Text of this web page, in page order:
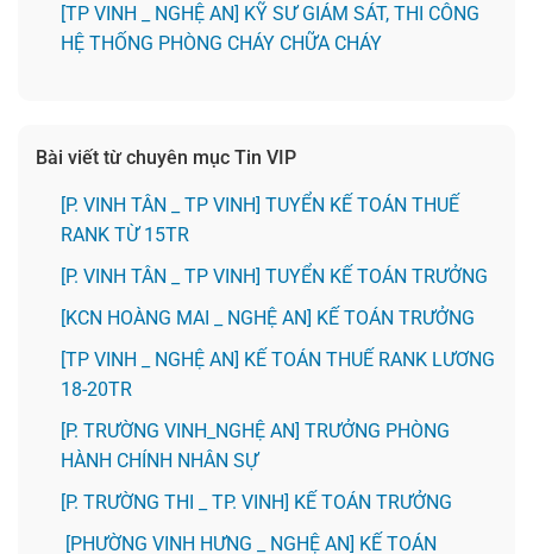
[TP VINH _ NGHỆ AN] KỸ SƯ GIÁM SÁT, THI CÔNG
HỆ THỐNG PHÒNG CHÁY CHỮA CHÁY
Bài viết từ chuyên mục Tin VIP
[P. VINH TÂN _ TP VINH] TUYỂN KẾ TOÁN THUẾ
RANK TỪ 15TR
[P. VINH TÂN _ TP VINH] TUYỂN KẾ TOÁN TRƯỞNG
️[KCN HOÀNG MAI _ NGHỆ AN] KẾ TOÁN TRƯỞNG
[TP VINH _ NGHỆ AN] KẾ TOÁN THUẾ RANK LƯƠNG
18-20TR
[P. TRƯỜNG VINH_NGHỆ AN] TRƯỞNG PHÒNG
HÀNH CHÍNH NHÂN SỰ
️[P. TRƯỜNG THI _ TP. VINH] KẾ TOÁN TRƯỞNG
[PHƯỜNG VINH HƯNG _ NGHỆ AN] KẾ TOÁN